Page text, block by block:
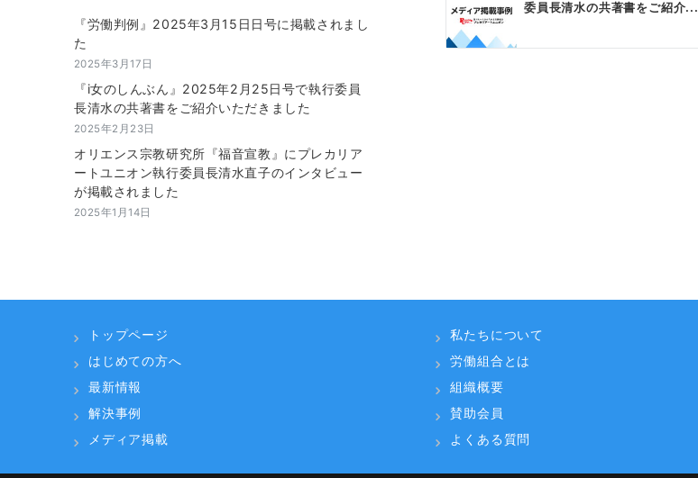
シ
ョ
委員長清水の共著書をご紹介...
『労働判例』2025年3月15日日号に掲載されまし
た
2025年3月17日
『i女のしんぶん』2025年2月25日号で執行委員
長清水の共著書をご紹介いただきました
2025年2月23日
オリエンス宗教研究所『福音宣教』にプレカリア
ートユニオン執行委員長清水直子のインタビュー
が掲載されました
2025年1月14日
トップページ
はじめての方へ
最新情報
解決事例
メディア掲載
私たちについて
労働組合とは
組織概要
賛助会員
よくある質問